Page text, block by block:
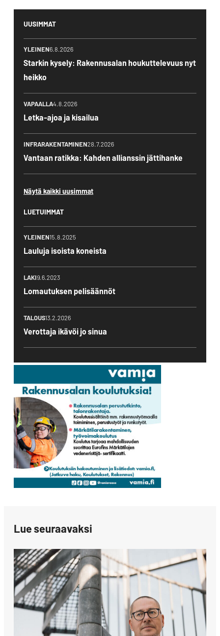
LinkedIn:ssä
UUSIMMAT
YLEINEN6.8.2026
Starkin kysely: Rakennusalan houkuttelevuus nyt
heikko
VAPAALLA4.8.2026
Letka-ajoa ja kisailua
INFRARAKENTAMINEN28.7.2026
Vantaan ratikka: Kahden allianssin jättihanke
Näytä kaikki uusimmat
LUETUIMMAT
YLEINEN15.8.2025
Lauluja isoista koneista
LAKI9.6.2023
Lomautuksen pelisäännöt
TALOUS13.2.2026
Verottaja ikävöi jo sinua
Lue seuraavaksi